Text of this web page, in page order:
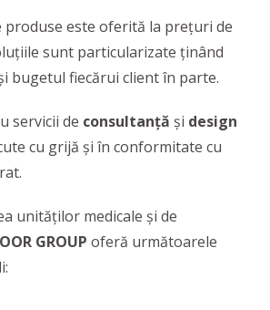
produse este oferită la prețuri de
sunt particularizate ținând
bugetul fiecărui client în parte.
servicii de consultanță și design
cu grijă și în conformitate cu
unităților medicale și de
GROUP oferă următoarele